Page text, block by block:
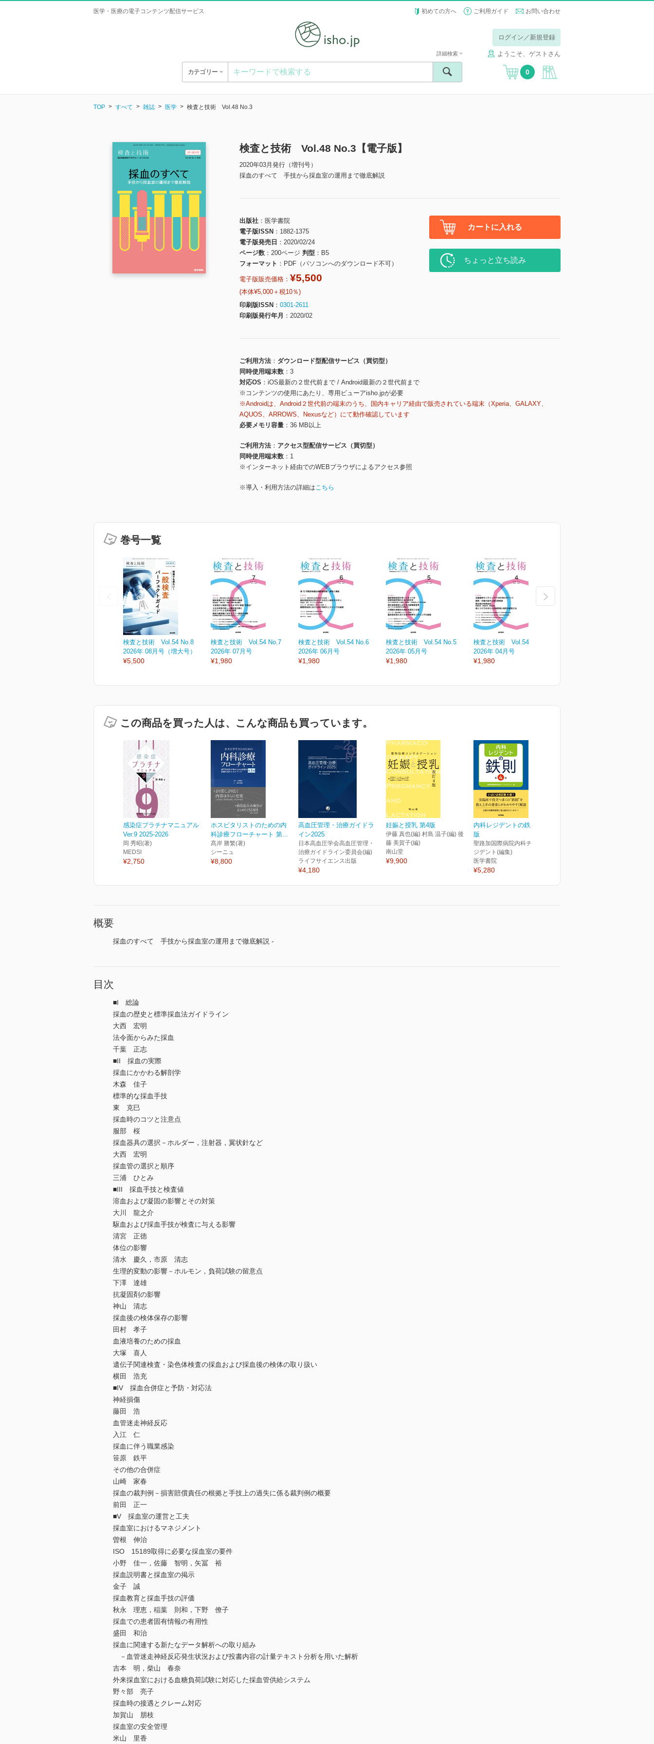
医学・医療の電子コンテンツ配信サービス 初めての方へ ご利用ガイド お問い合わせ
ログイン／新規登録
ようこそ、ゲストさん
カテゴリー
詳細検索
0
TOP すべて 雑誌 医学 検査と技術 Vol.48 No.3
検査と技術 Vol.48 No.3【電子版】
2020年03月発行（増刊号）
採血のすべて 手技から採血室の運用まで徹底解説
出版社
医学書院
電子版ISSN
1882-1375
電子版発売日
2020/02/24
ページ数
200ページ 判型
B5
フォーマット
PDF（パソコンへのダウンロード不可）
電子版販売価格： ¥5,500
(本体¥5,000＋税10％)
印刷版ISSN
0301-2611
印刷版発行年月
2020/02
カートに入れる
ちょっと立ち読み
ご利用方法
ダウンロード型配信サービス（買切型）
同時使用端末数
3
対応OS
iOS最新の２世代前まで / Android最新の２世代前まで
※コンテンツの使用にあたり、専用ビューアisho.jpが必要
※Androidは、Android２世代前の端末のうち、国内キャリア経由で販売されている端末（Xperia、GALAXY、
AQUOS、ARROWS、Nexusなど）にて動作確認しています
必要メモリ容量
36 MB以上
ご利用方法
アクセス型配信サービス（買切型）
同時使用端末数
1
※インターネット経由でのWEBブラウザによるアクセス参照
※導入・利用方法の詳細はこちら
巻号一覧
検査と技術 Vol.54 No.8
2026年 08月号（増大号）
¥5,500
検査と技術 Vol.54 No.7
2026年 07月号
¥1,980
検査と技術 Vol.54 No.6
2026年 06月号
¥1,980
検査と技術 Vol.54 No.5
2026年 05月号
¥1,980
検査と技術 Vol.54 No.4
2026年 04月号
¥1,980
この商品を買った人は、こんな商品も買っています。
感染症プラチナマニュアル
Ver.9 2025-2026
岡 秀昭(著)
MEDSI
¥2,750
ホスピタリストのための内
科診療フローチャート 第...
髙岸 勝繁(著)
シーニュ
¥8,800
高血圧管理・治療ガイドラ
イン2025
日本高血圧学会高血圧管理・
治療ガイドライン委員会(編)
ライフサイエンス出版
¥4,180
妊娠と授乳 第4版
伊藤 真也(編) 村島 温子(編) 後
藤 美賀子(編)
南山堂
¥9,900
内科レジデントの鉄則 第4
版
聖路加国際病院内科チーフレ
ジデント(編集)
医学書院
¥5,280
概要
採血のすべて 手技から採血室の運用まで徹底解説 -
目次
■I 総論
採血の歴史と標準採血法ガイドライン
大西 宏明
法令面からみた採血
千葉 正志
■II 採血の実際
採血にかかわる解剖学
木森 佳子
標準的な採血手技
東 克巳
採血時のコツと注意点
服部 桜
採血器具の選択－ホルダー，注射器，翼状針など
大西 宏明
採血管の選択と順序
三浦 ひとみ
■III 採血手技と検査値
溶血および凝固の影響とその対策
大川 龍之介
駆血および採血手技が検査に与える影響
清宮 正徳
体位の影響
清水 慶久，市原 清志
生理的変動の影響－ホルモン，負荷試験の留意点
下澤 達雄
抗凝固剤の影響
神山 清志
採血後の検体保存の影響
田村 孝子
血液培養のための採血
大塚 喜人
遺伝子関連検査・染色体検査の採血および採血後の検体の取り扱い
横田 浩充
■IV 採血合併症と予防・対応法
神経損傷
藤田 浩
血管迷走神経反応
入江 仁
採血に伴う職業感染
笹原 鉄平
その他の合併症
山崎 家春
採血の裁判例－損害賠償責任の根拠と手技上の過失に係る裁判例の概要
前田 正一
■V 採血室の運営と工夫
採血室におけるマネジメント
曽根 伸治
ISO 15189取得に必要な採血室の要件
小野 佳一，佐藤 智明，矢冨 裕
採血説明書と採血室の掲示
金子 誠
採血教育と採血手技の評価
秋永 理恵，稲葉 則和，下野 僚子
採血での患者固有情報の有用性
盛田 和治
採血に関連する新たなデータ解析への取り組み
－血管迷走神経反応発生状況および投書内容の計量テキスト分析を用いた解析
吉本 明，柴山 春奈
外来採血室における血糖負荷試験に対応した採血管供給システム
野々部 亮子
採血時の接遇とクレーム対応
加賀山 朋枝
採血室の安全管理
米山 里香